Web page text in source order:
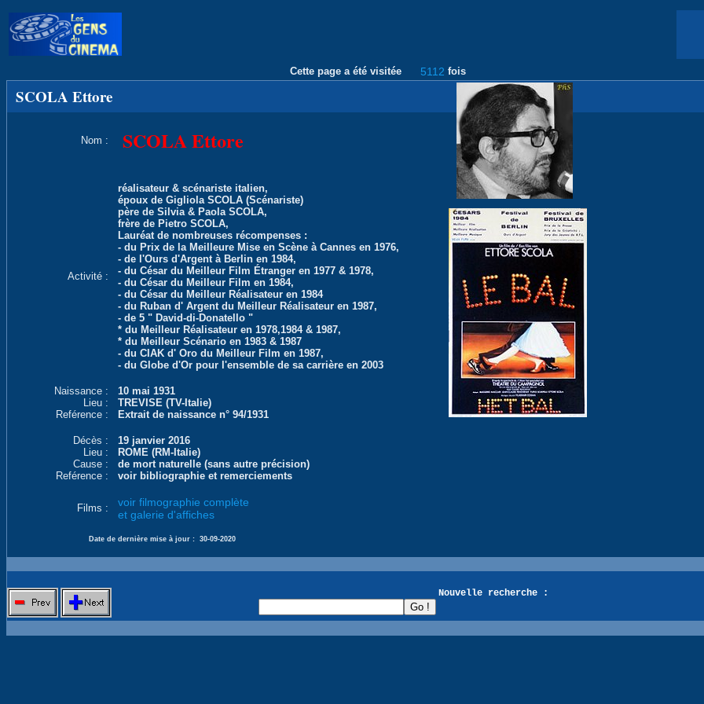
Cette page a été visitée 5112 fois
SCOLA Ettore
Nom : SCOLA Ettore
Activité :
réalisateur & scénariste italien,
époux de Gigliola SCOLA (Scénariste)
père de Silvia & Paola SCOLA,
frère de Pietro SCOLA,
Lauréat de nombreuses récompenses :
- du Prix de la Meilleure Mise en Scène à Cannes en 1976,
- de l'Ours d'Argent à Berlin en 1984,
- du César du Meilleur Film Étranger en 1977 & 1978,
- du César du Meilleur Film en 1984,
- du César du Meilleur Réalisateur en 1984
- du Ruban d' Argent du Meilleur Réalisateur en 1987,
- de 5 " David-di-Donatello "
* du Meilleur Réalisateur en 1978,1984 & 1987,
* du Meilleur Scénario en 1983 & 1987
- du CIAK d' Oro du Meilleur Film en 1987,
- du Globe d'Or pour l'ensemble de sa carrière en 2003
Naissance :
10 mai 1931
Lieu :
TREVISE (TV-Italie)
Reférence :
Extrait de naissance n° 94/1931
Décès :
19 janvier 2016
Lieu :
ROME (RM-Italie)
Cause :
de mort naturelle (sans autre précision)
Reférence :
voir bibliographie et remerciements
Films :
voir filmographie complète
et galerie d'affiches
Date de dernière mise à jour : 30-09-2020
Nouvelle recherche :